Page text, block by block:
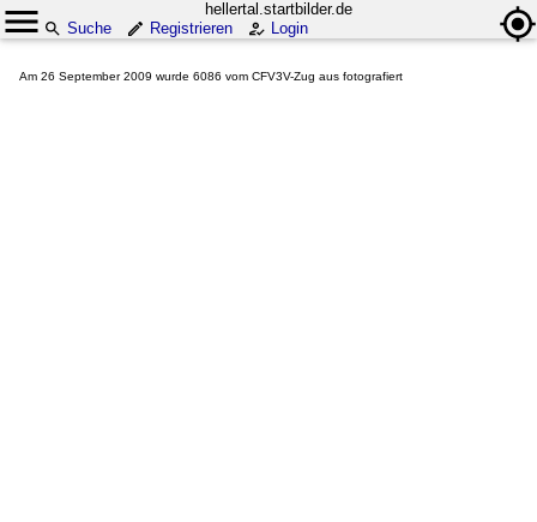
hellertal.startbilder.de
Suche
Registrieren Login
Am 26 September 2009 wurde 6086 vom CFV3V-Zug aus fotografiert